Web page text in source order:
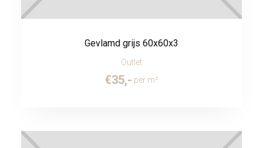
Gevlamd grijs 60x60x3
Outlet
€35,- per m²